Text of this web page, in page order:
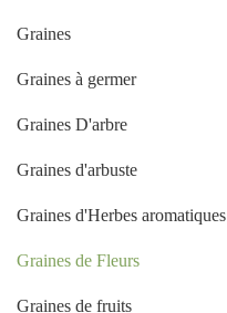
Graines
Graines à germer
Graines D'arbre
Graines d'arbuste
Graines d'Herbes aromatiques
Graines de Fleurs
Graines de fruits